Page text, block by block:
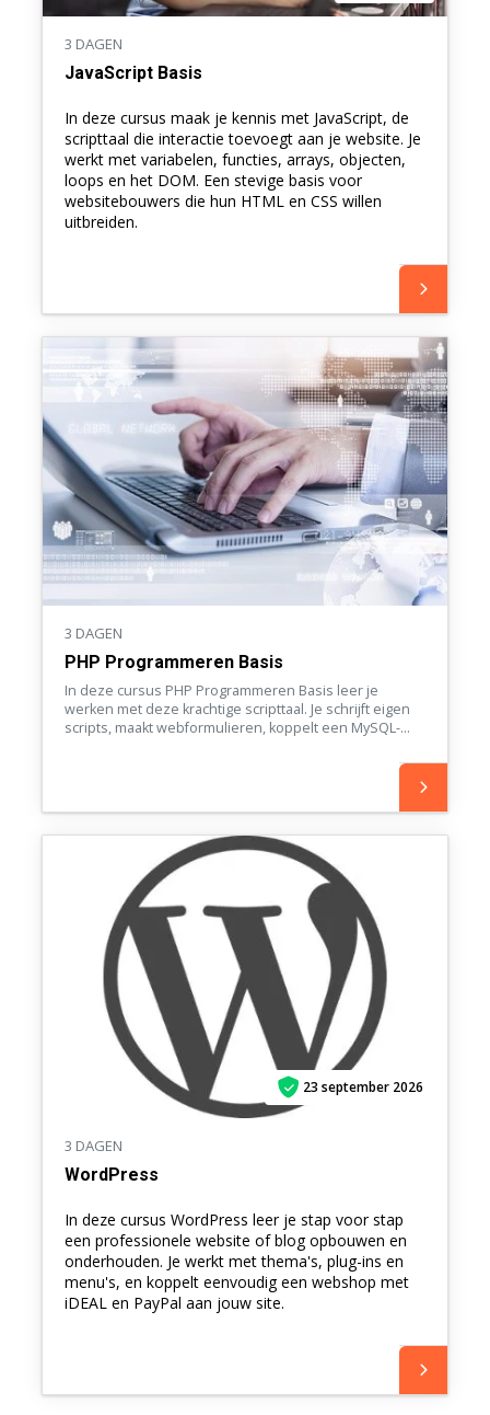
3 DAGEN
JavaScript Basis
In deze cursus maak je kennis met JavaScript, de
scripttaal die interactie toevoegt aan je website. Je
werkt met variabelen, functies, arrays, objecten,
loops en het DOM. Een stevige basis voor
websitebouwers die hun HTML en CSS willen
uitbreiden.
3 DAGEN
PHP Programmeren Basis
In deze cursus PHP Programmeren Basis leer je
werken met deze krachtige scripttaal. Je schrijft eigen
scripts, maakt webformulieren, koppelt een MySQL-
eenvoudige webshop. Zo zet je zelfstandig je eerste
23 september 2026
3 DAGEN
WordPress
In deze cursus WordPress leer je stap voor stap
een professionele website of blog opbouwen en
onderhouden. Je werkt met thema's, plug-ins en
menu's, en koppelt eenvoudig een webshop met
iDEAL en PayPal aan jouw site.